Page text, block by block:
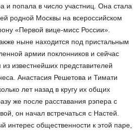
и попала в число участниц. Она стала
родной Москвы на всероссийском
«Первой вице-мисс России».
ныне находится под пристальным
армии поклонников и сейчас
известнейших представителей
Анастасия Решетова и Тимати
лет назад в кругу их общих
же после расставания рэпера с
он начал встречаться с Настей.
интерес общественности к этой паре,